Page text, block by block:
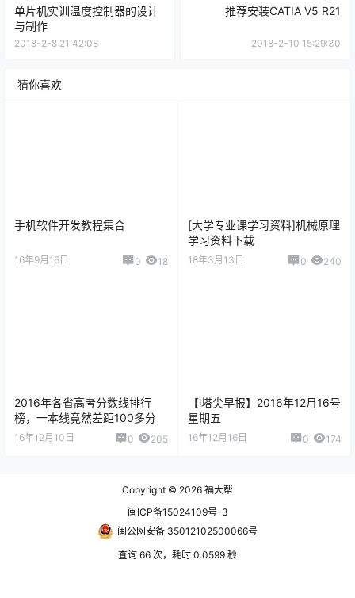
单片机实训温度控制器的设计
与制作
2018-2-8 21:42:08
推荐安装CATIA V5 R21
2018-2-10 15:29:30
猜你喜欢
手机软件开发教程集合
16年9月16日 0 18
[大学专业课学习资料]机械原理
学习资料下载
18年3月13日 0 240
2016年各省高考分数线排行
榜，一本线竟然差距100多分
16年12月10日 0 205
【i塔尖早报】2016年12月16号
星期五
16年12月16日 0 174
Copyright © 2026 福大帮
闽ICP备15024109号-3
闽公网安备 35012102500066号
查询 66 次，耗时 0.0599 秒